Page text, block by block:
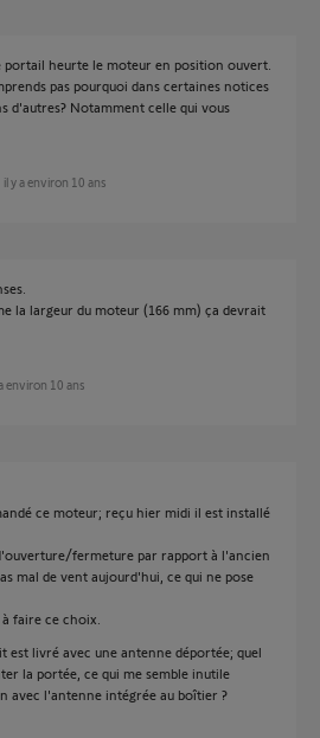
portail heurte le moteur en position ouvert.
pas pourquoi dans certaines notices
d'autres? Notamment celle qui vous
il y a environ 10 ans
la largeur du moteur (166 mm) ça devrait
environ 10 ans
ce moteur; reçu hier midi il est installé
fermeture par rapport à l'ancien
mal de vent aujourd'hui, ce qui ne pose
faire ce choix.
est livré avec une antenne déportée; quel
la portée, ce qui me semble inutile
avec l'antenne intégrée au boîtier ?